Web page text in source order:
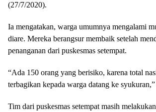
(27/7/2020).
Ia mengatakan, warga umumnya mengalami
diare. Mereka berangsur membaik setelah
penanganan dari puskesmas setempat.
“Ada 150 orang yang berisiko, karena total
terbagikan kepada warga datang ke
Tim dari puskesmas setempat masih